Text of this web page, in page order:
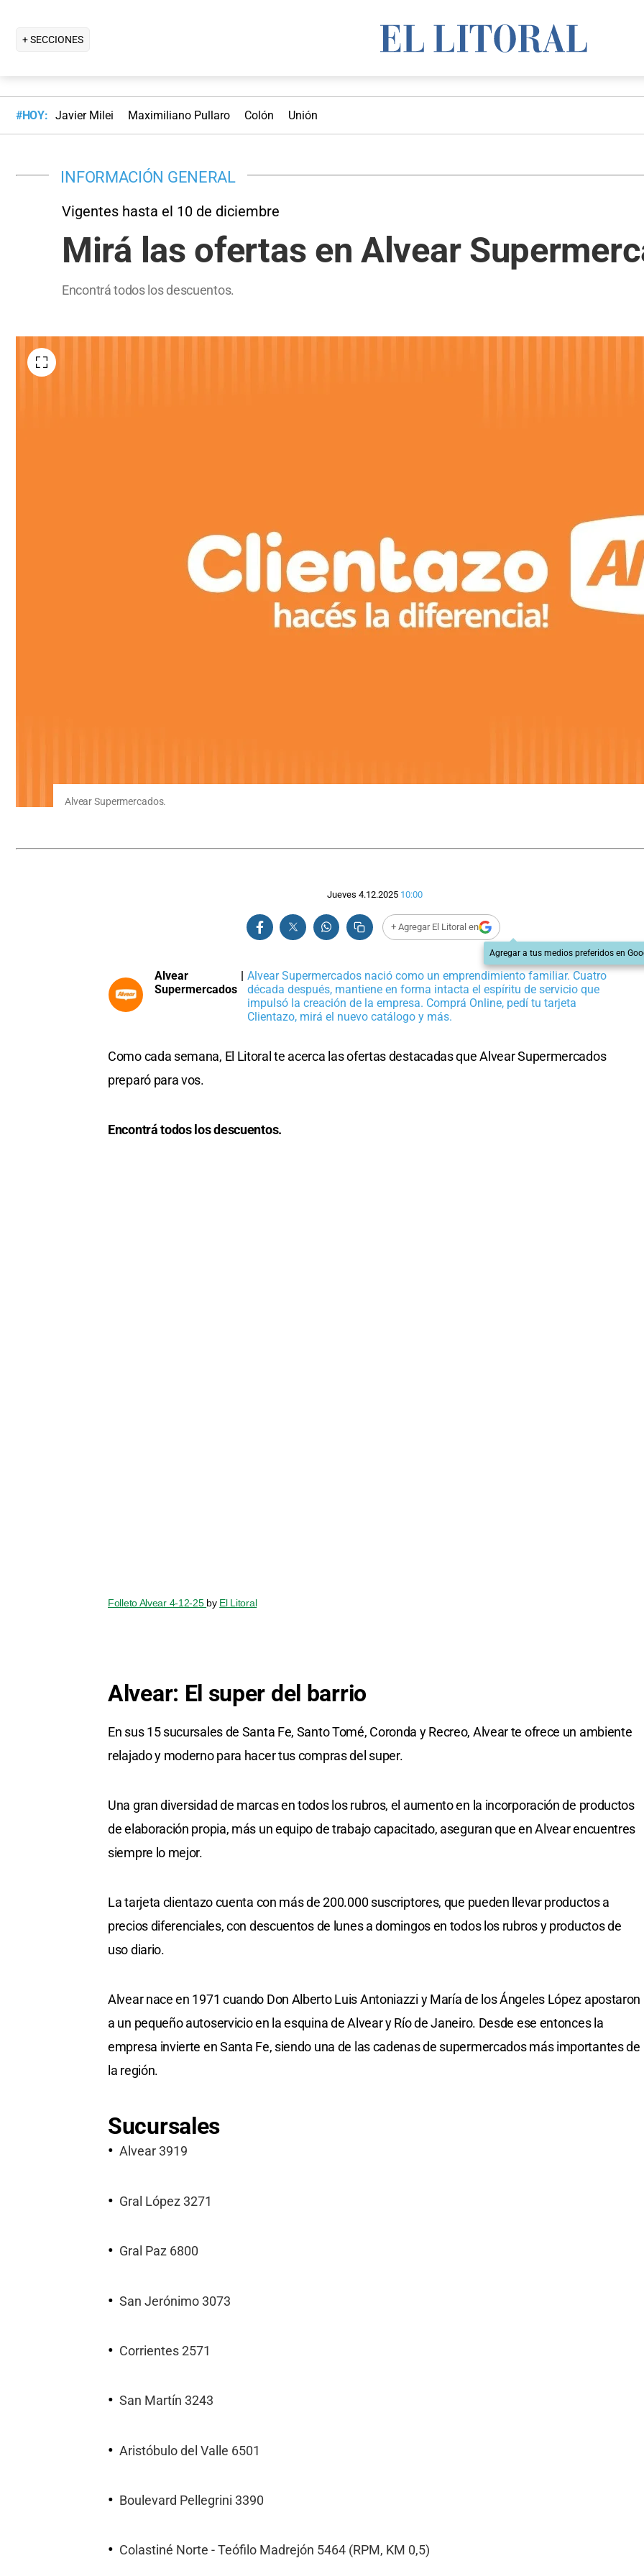
+ SECCIONES
#HOY: Javier Milei Maximiliano Pullaro Colón Unión
INFORMACIÓN GENERAL
Vigentes hasta el 10 de diciembre
Mirá las ofertas en Alvear
Encontrá todos los descuentos.
Alvear Supermercados.
Jueves 4.12.2025 10:00
+ Agregar El Litoral en
Agregar a tus medios preferidos en
Alvear
Supermercados
Alvear Supermercados nació como un emprendimiento familiar. Cuatro
década después, mantiene en forma intacta el espíritu de servicio que
impulsó la creación de la empresa. Comprá Online, pedí tu tarjeta
Clientazo, mirá el nuevo catálogo y más.
Como cada semana, El Litoral te acerca las ofertas destacadas que Alvear Supermercados
preparó para vos.
Encontrá todos los descuentos.
Folleto Alvear 4-12-25 by El Litoral
Alvear: El super del barrio
En sus 15 sucursales de Santa Fe, Santo Tomé, Coronda y Recreo, Alvear te ofrece un ambiente
relajado y moderno para hacer tus compras del super.
Una gran diversidad de marcas en todos los rubros, el aumento en la incorporación de productos
de elaboración propia, más un equipo de trabajo capacitado, aseguran que en Alvear encuentres
siempre lo mejor.
La tarjeta clientazo cuenta con más de 200.000 suscriptores, que pueden llevar productos a
precios diferenciales, con descuentos de lunes a domingos en todos los rubros y productos de
uso diario.
Alvear nace en 1971 cuando Don Alberto Luis Antoniazzi y María de los Ángeles López apostaron
a un pequeño autoservicio en la esquina de Alvear y Río de Janeiro. Desde ese entonces la
empresa invierte en Santa Fe, siendo una de las cadenas de supermercados más importantes de
la región.
Sucursales
Alvear 3919
Gral López 3271
Gral Paz 6800
San Jerónimo 3073
Corrientes 2571
San Martín 3243
Aristóbulo del Valle 6501
Boulevard Pellegrini 3390
Colastiné Norte - Teófilo Madrejón 5464 (RPM, KM 0,5)